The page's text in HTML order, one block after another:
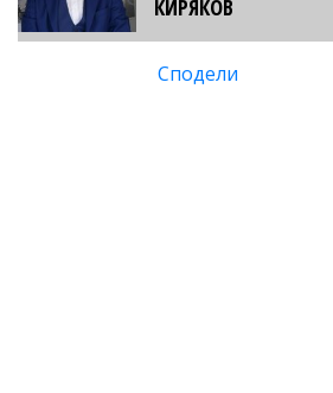
КИРЯКОВ
Сподели